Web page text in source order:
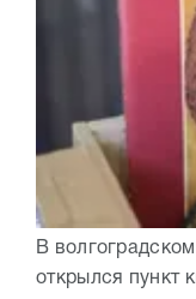
В
открылся пункт